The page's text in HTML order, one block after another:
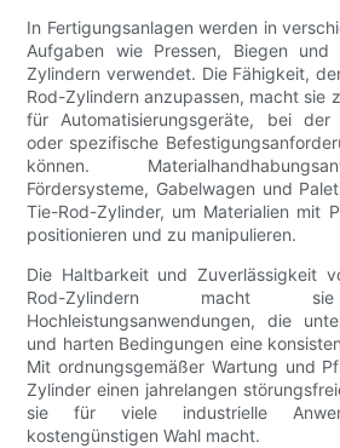
In Fertigungsanlagen werden in
Aufgaben wie Pressen, Biegen
Zylindern verwendet. Die Fähigkeit,
Rod-Zylindern anzupassen, macht sie
für Automatisierungsgeräte, bei der
oder spezifische
können.
Fördersysteme, Gabelwagen und
Tie-Rod-Zylinder, um Materialien mit
positionieren und zu manipulieren.
Die Haltbarkeit und Zuverlässigkeit
Rod-Zylindern
Hochleistungsanwendungen, die
und harten Bedingungen eine
Mit ordnungsgemäßer Wartung und
Zylinder einen jahrelangen
sie für viele industrielle
kostengünstigen Wahl macht.